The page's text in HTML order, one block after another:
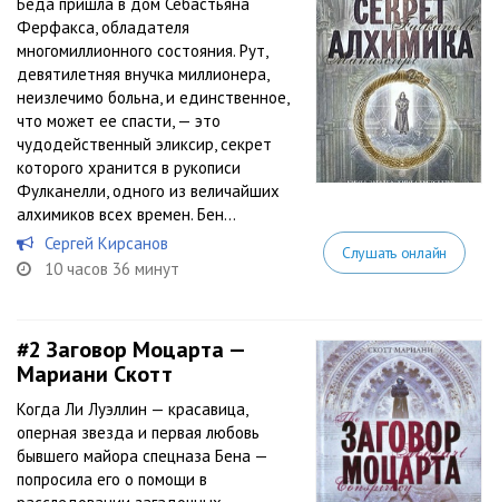
Ферфакса, обладателя
многомиллионного состояния. Рут,
девятилетняя внучка миллионера,
неизлечимо больна, и единственное,
что может ее спасти, — это
чудодейственный эликсир, секрет
которого хранится в рукописи
Фулканелли, одного из величайших
алхимиков всех времен. Бен...
Сергей Кирсанов
10 часов 36 минут
Слушать онлайн
#2 Заговор Моцарта —
Мариани Скотт
Когда Ли Луэллин — красавица,
оперная звезда и первая любовь
бывшего майора спецназа Бена —
попросила его о помощи в